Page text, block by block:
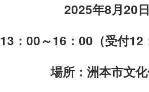
2025年8月20
13：00～16：00（受付12
場所：洲本市文